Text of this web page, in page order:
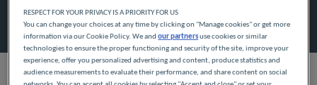
Encontrar un hotel
RESPECT FOR YOUR PRIVACY IS A PRIORITY FOR US
You can change your choices at any time by clicking on "Manage cookies" or get more
information via our Cookie Policy. We andour partnersuse cookies or similar
technologies to ensure the proper functioning and security of the site, improve your
experience, offer you personalized advertising and content, produce statistics and
audience measurements to evaluate their performance, and share content on social